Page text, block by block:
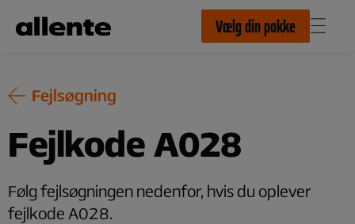
Vælg din pakke
Fejlsøgning
Fejlkode A028
Følg fejlsøgningen nedenfor, hvis du oplever
fejlkode A028.